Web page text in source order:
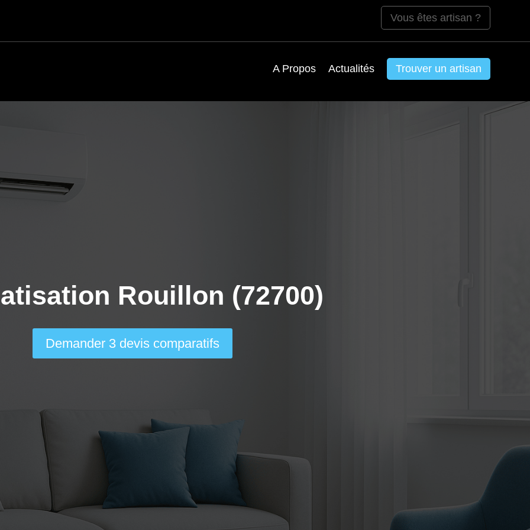
Vous êtes artisan ?
A Propos Actualités Trouver un artisan
Rouillon (72700)
Demander 3 devis comparatifs